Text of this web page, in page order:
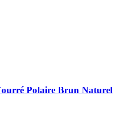
Polaire Brun Naturel